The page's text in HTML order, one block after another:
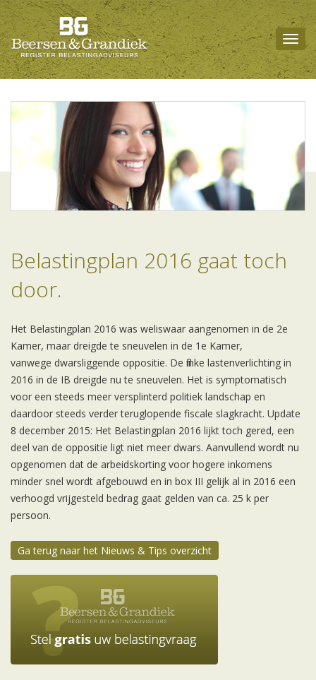
Belastingplan 2016 gaat toch
door.
Het Belastingplan 2016 was weliswaar aangenomen in de 2e
Kamer, maar dreigde te sneuvelen in de 1e Kamer,
vanwege dwarsliggende oppositie. De flinke lastenverlichting in
2016 in de IB dreigde nu te sneuvelen. Het is symptomatisch
voor een steeds meer versplinterd politiek landschap en
daardoor steeds verder teruglopende fiscale slagkracht. Update
8 december 2015: Het Belastingplan 2016 lijkt toch gered, een
deel van de oppositie ligt niet meer dwars. Aanvullend wordt nu
opgenomen dat de arbeidskorting voor hogere inkomens
minder snel wordt afgebouwd en in box III gelijk al in 2016 een
verhoogd vrijgesteld bedrag gaat gelden van ca. 25 k per
persoon.
Ga terug naar het Nieuws & Tips overzicht